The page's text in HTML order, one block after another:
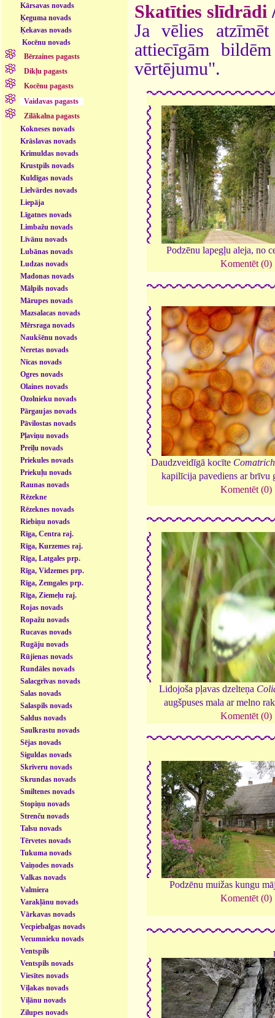
Kārsavas novads
Ķeguma novads
Ķekavas novads
Kocēnu novads
Bērzaines pagasts
Dikļu pagasts
Kocēnu pagasts
Vaidavas pagasts
Zilākalna pagasts
Kokneses novads
Krāslavas novads
Krimuldas novads
Krustpils novads
Kuldīgas novads
Lielvārdes novads
Liepāja
Līgatnes novads
Limbažu novads
Līvānu novads
Lubānas novads
Ludzas novads
Madonas novads
Mālpils novads
Mārupes novads
Mazsalacas novads
Mērsraga novads
Naukšēnu novads
Neretas novads
Nīcas novads
Ogres novads
Olaines novads
Ozolnieku novads
Pārgaujas novads
Pāvilostas novads
Pļaviņu novads
Preiļu novads
Priekules novads
Priekuļu novads
Raunas novads
Rēzekne
Rēzeknes novads
Riebiņu novads
Rīga, Centra raj.
Rīga, Kurzemes raj.
Rīga, Latgales prp.
Rīga, Vidzemes prp.
Rīga, Zemgales prp.
Rīga, Ziemeļu raj.
Rojas novads
Ropažu novads
Rucavas novads
Rugāju novads
Rūjienas novads
Rundāles novads
Salacgrīvas novads
Salas novads
Salaspils novads
Saldus novads
Saulkrastu novads
Sējas novads
Siguldas novads
Skrīveru novads
Skrundas novads
Smiltenes novads
Stopiņu novads
Strenču novads
Talsu novads
Tērvetes novads
Tukuma novads
Vaiņodes novads
Valkas novads
Valmiera
Varakļānu novads
Vārkavas novads
Vecpiebalgas novads
Vecumnieku novads
Ventspils
Ventspils novads
Viesītes novads
Viļakas novads
Viļānu novads
Zilupes novads
Skatīties slīdrādi
Ja vēlies
attiecīgām
vērtējumu".
Podzēnu lapegļu aleja, no
Komentēt (0)
Daudzveidīgā kocīte
kapilīcija pavediens ar brīvu
Komentēt (0)
Lidojoša pļavas dzelteņa
augšpuses mala ar melno
Komentēt (0)
Podzēnu muižas kungu
Komentēt (0)